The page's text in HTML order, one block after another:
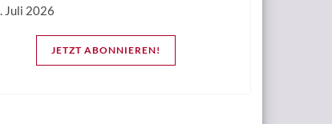
Juli 2026
JETZT ABONNIEREN!